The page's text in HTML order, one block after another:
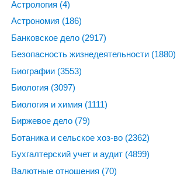
Астрология (4)
Астрономия (186)
Банковское дело (2917)
Безопасность жизнедеятельности (1880)
Биографии (3553)
Биология (3097)
Биология и химия (1111)
Биржевое дело (79)
Ботаника и сельское хоз-во (2362)
Бухгалтерский учет и аудит (4899)
Валютные отношения (70)